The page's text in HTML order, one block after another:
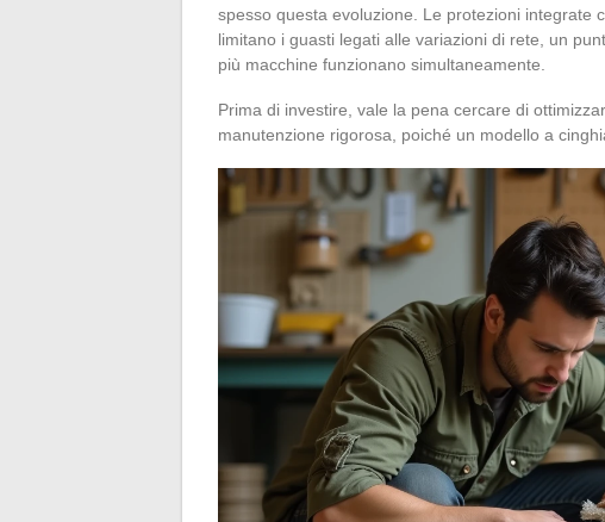
spesso questa evoluzione. Le protezioni integrate
limitano i guasti legati alle variazioni di rete, un
più macchine funzionano simultaneamente.
Prima di investire, vale la pena cercare di
manutenzione rigorosa, poiché un modello a